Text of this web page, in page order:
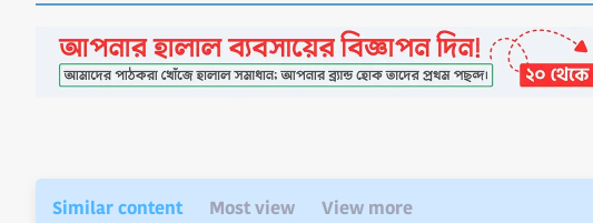
Similar content Most view View more